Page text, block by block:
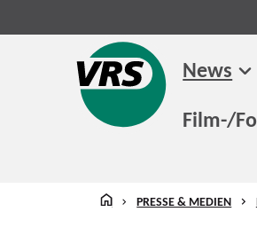
News
Film-/
STARTSEITE
PRESSE & MEDIEN